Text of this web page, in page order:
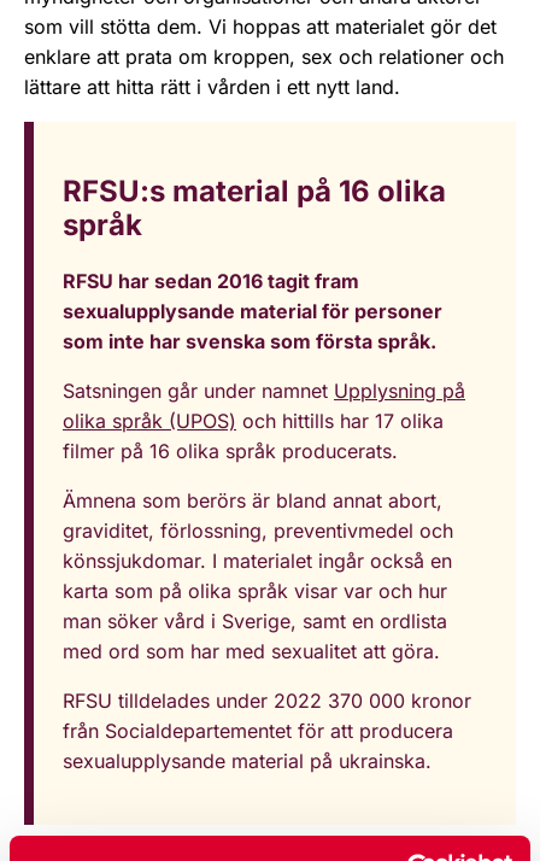
som vill stötta dem. Vi hoppas att materialet gör det
enklare att prata om kroppen, sex och relationer och
lättare att hitta rätt i vården i ett nytt land.
RFSU:s material på 16 olika
språk
RFSU har sedan 2016 tagit fram
sexualupplysande material för personer
som inte har svenska som första språk.
Satsningen går under namnet Upplysning på
olika språk (UPOS) och hittills har 17 olika
filmer på 16 olika språk producerats.
Ämnena som berörs är bland annat abort,
graviditet, förlossning, preventivmedel och
könssjukdomar. I materialet ingår också en
karta som på olika språk visar var och hur
man söker vård i Sverige, samt en ordlista
med ord som har med sexualitet att göra.
RFSU tilldelades under 2022 370 000 kronor
från Socialdepartementet för att producera
sexualupplysande material på ukrainska.